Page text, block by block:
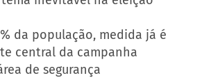
da população, medida já é
central da campanha
de segurança